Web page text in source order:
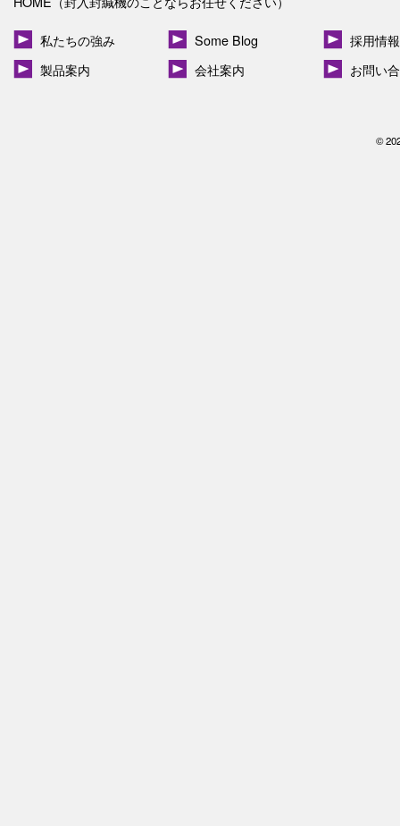
私たちの強み
製品案内
Some Blog
会社案内
採用情報
お問い
©